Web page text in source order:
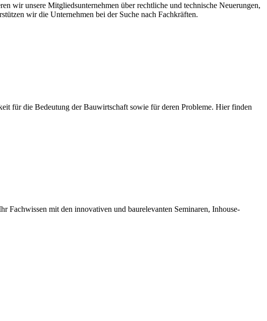
wir unsere Mitgliedsunternehmen über rechtliche und technische Neuerungen,
wir die Unternehmen bei der Suche nach Fachkräften.
für die Bedeutung der Bauwirtschaft sowie für deren Probleme. Hier finden
Fachwissen mit den innovativen und baurelevanten Seminaren, Inhouse-